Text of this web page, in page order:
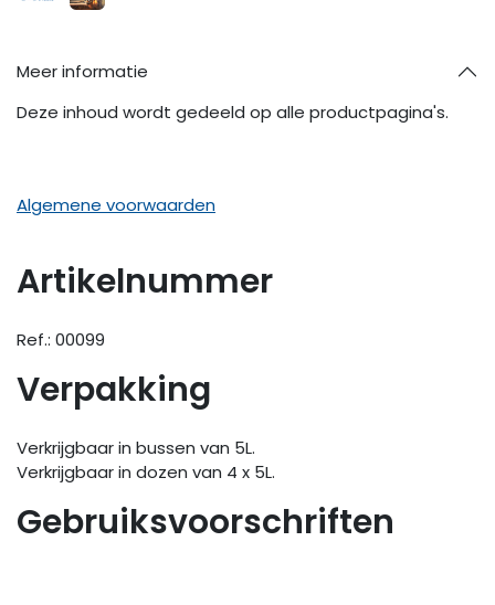
Meer informatie
Deze inhoud wordt gedeeld op alle productpagina's.
Algemene voorwaarden
Artikelnummer
Ref.: 00099
Verpakking
Verkrijgbaar in bussen van 5L.
Verkrijgbaar in dozen van 4 x 5L.
Gebruiksvoorschriften